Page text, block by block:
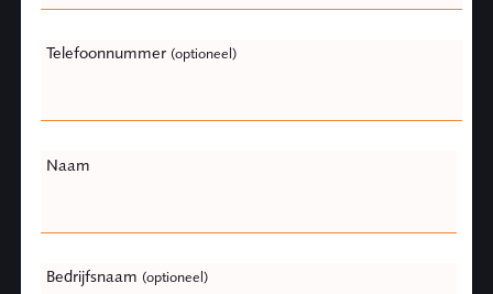
Telefoonnummer (optioneel)
Naam
Bedrijfsnaam (optioneel)